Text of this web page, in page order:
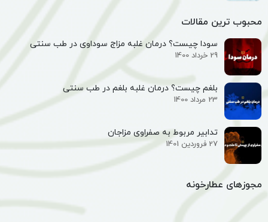
محبوب ترین مقالات
سودا چیست؟ درمان غلبه مزاج سوداوی در طب سنتی
29 خرداد 1400
بلغم چیست؟ درمان غلبه بلغم در طب سنتی
23 مرداد 1400
تدابیر مربوط به صفراوی مزاجان
27 فروردین 1401
مجوزهای عطارخونه